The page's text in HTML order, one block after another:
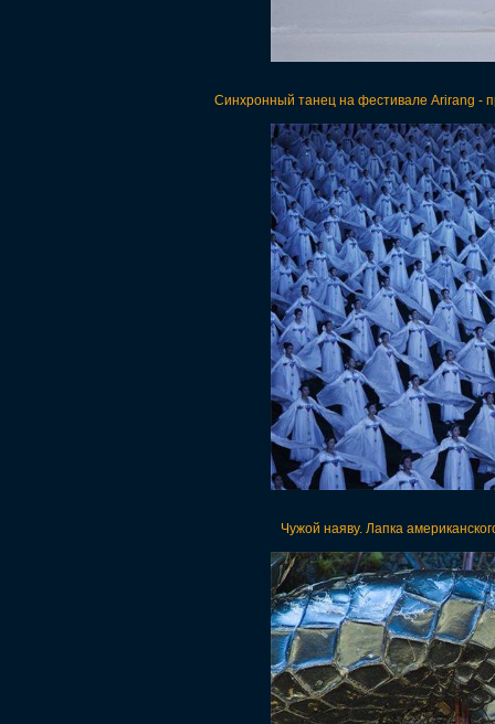
Синхронный танец на фестивале Arirang -
Чужой наяву. Лапка